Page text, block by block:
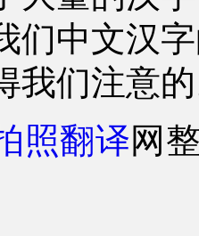
们中文汉
我们注意
照翻译网